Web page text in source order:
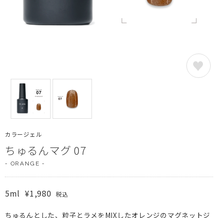
カラージェル
ちゅるんマグ 07
- ORANGE -
5ml ¥1,980 税込
ちゅるんとした、粒子とラメをMIXしたオレンジのマグネットジ